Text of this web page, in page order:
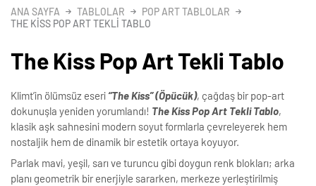
ANA SAYFA TABLOLAR
POP ART TABLOLAR
THE KISS POP ART TEKLI TABLO
The Kiss Pop Art Tekli Tablo
Klimt’in ölümsüz eseri“The Kiss” (Öpücük), çağdaş bir pop-art
dokunuşla yeniden yorumlandı! The Kiss Pop Art Tekli Tablo,
klasik aşk sahnesini modern soyut formlarla çevreleyerek hem
nostaljik hem de dinamik bir estetik ortaya koyuyor.
Parlak mavi, yeşil, sarı ve turuncu gibi doygun renk blokları; arka
planı geometrik bir enerjiyle sararken, merkeze yerleştirilmiş